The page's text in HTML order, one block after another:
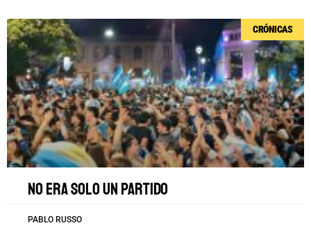
CRÓNICAS
No era solo un partido
PABLO RUSSO